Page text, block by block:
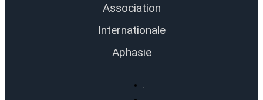
Association
Internationale
Aphasie